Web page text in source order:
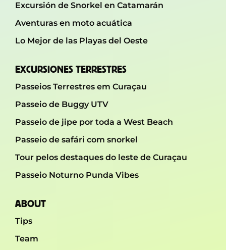
Excursión de Snorkel en Catamarán
Aventuras en moto acuática
Lo Mejor de las Playas del Oeste
EXCURSIONES TERRESTRES
Passeios Terrestres em Curaçau
Passeio de Buggy UTV
Passeio de jipe ​​por toda a West Beach
Passeio de safári com snorkel
Tour pelos destaques do leste de Curaçau
Passeio Noturno Punda Vibes
ABOUT
Tips
Team